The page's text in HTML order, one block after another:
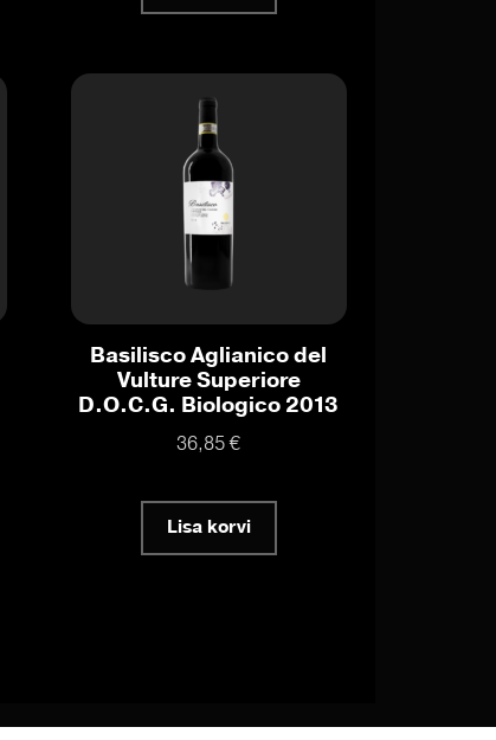
Basilisco Aglianico del
Vulture Superiore
D.O.C.G. Biologico 2013
36,85€
Lisa korvi